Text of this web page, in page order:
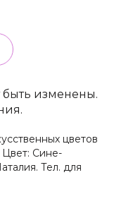
изменены.
цветов
Сине-
Тел. для